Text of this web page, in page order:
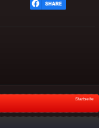
Startseite